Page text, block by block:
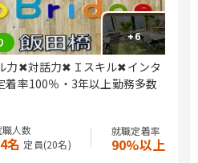
+6
力✖対話力✖Ｉスキル✖インタ
率100％・3年以上勤務多数
人数
名 定員(20名)
就職定着率
90%以上